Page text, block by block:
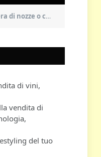
un compleanno
di vini,
vendita di
del tuo